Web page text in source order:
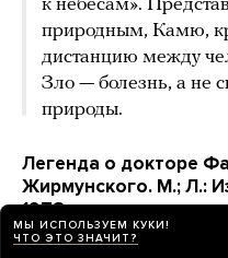
к небесам».
природным, Камю,
дистанцию между
Зло — болезнь, а не
природы.
Легенда о докторе
Жирмунского. М.; Л.:
1978
Если прочитать
МЫ ИСПОЛЬЗУЕМ КУКИ!
ЧТО ЭТО ЗНАЧИТ?